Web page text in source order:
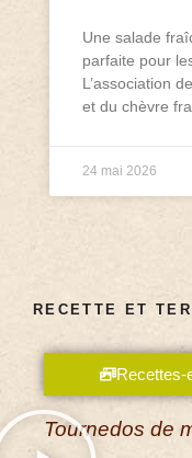
Une salade
parfaite pour
L’association
et du chèvre
24 mai 2026
RECETTE ET
Recettes-
Tournedos de